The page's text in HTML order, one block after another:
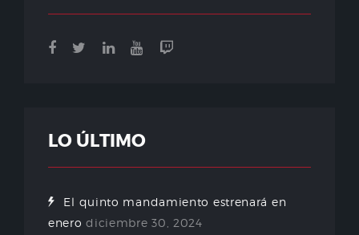
LO ÚLTIMO
El quinto mandamiento estrenará en
enero diciembre 30, 2024